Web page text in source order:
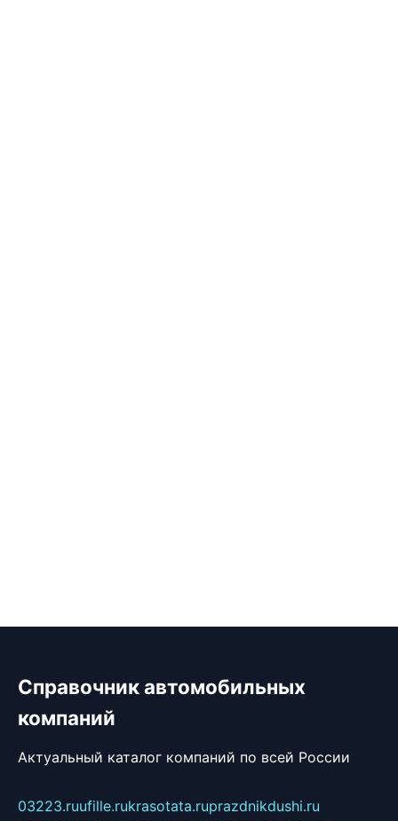
Справочник автомобильных
компаний
Актуальный каталог компаний по всей России
03223.ruufille.rukrasotata.ruprazdnikdushi.ru